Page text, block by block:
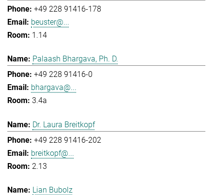
+49 228 91416-178
beuster@...
1.14
Palaash Bhargava, Ph. D.
+49 228 91416-0
bhargava@...
3.4a
Dr. Laura Breitkopf
+49 228 91416-202
breitkopf@...
2.13
Lian Bubolz